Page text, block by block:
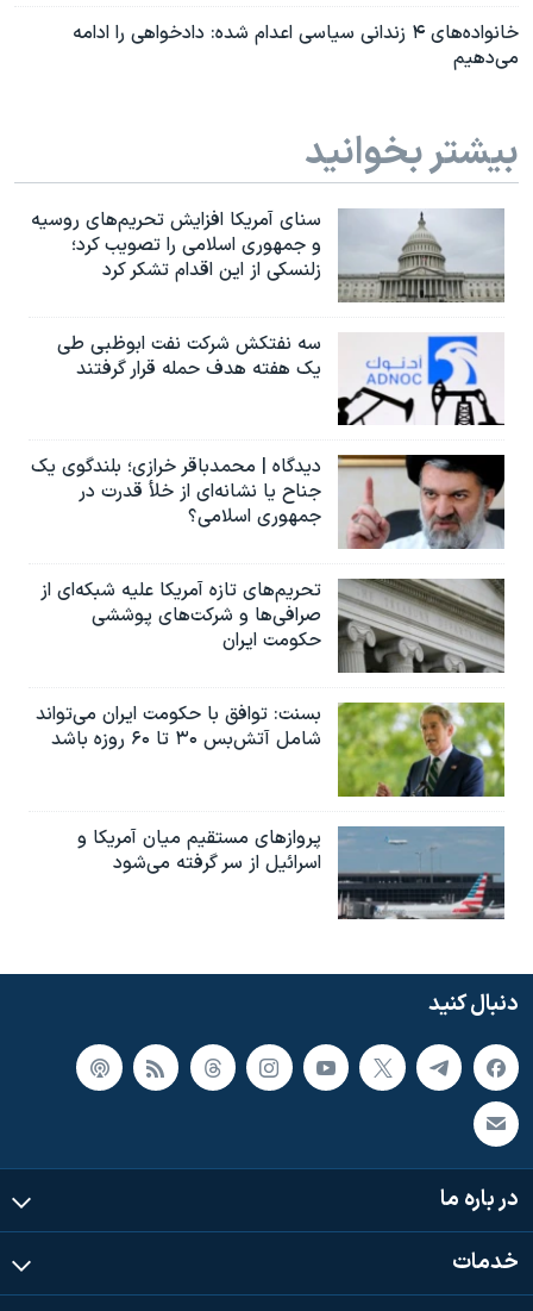
خانواده‌های ۴ زندانی سیاسی اعدام شده: دادخواهی را ادامه
می‌دهیم
بیشتر بخوانید
سنای آمریکا افزایش تحریم‌های روسیه
و جمهوری اسلامی را تصویب کرد؛
زلنسکی از این اقدام تشکر کرد
سه نفتکش شرکت نفت ابوظبی طی
یک هفته هدف حمله قرار گرفتند
دیدگاه | محمدباقر خرازی؛ بلندگوی یک
جناح یا نشانه‌ای از خلأ قدرت در
جمهوری اسلامی؟
تحریم‌های تازه آمریکا علیه شبکه‌ای از
صرافی‌ها و شرکت‌های پوششی
حکومت ایران
بسنت: توافق با حکومت ایران می‌تواند
شامل آتش‌بس ۳۰ تا ۶۰ روزه باشد
پروازهای مستقیم میان آمریکا و
اسرائیل از سر گرفته می‌شود
دنبال کنید
در باره ما
خدمات